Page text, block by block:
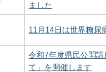
ました
11月14日は世界糖尿
令和7年度県民公開
て」を開催します